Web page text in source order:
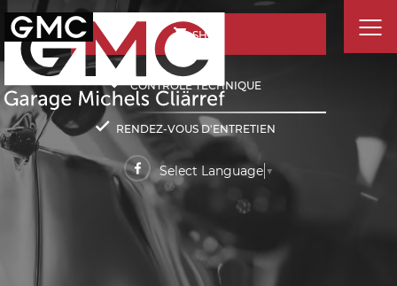
SHOP
CONTRÔLE TECHNIQUE
RENDEZ-VOUS D'ENTRETIEN
Select Language ▼